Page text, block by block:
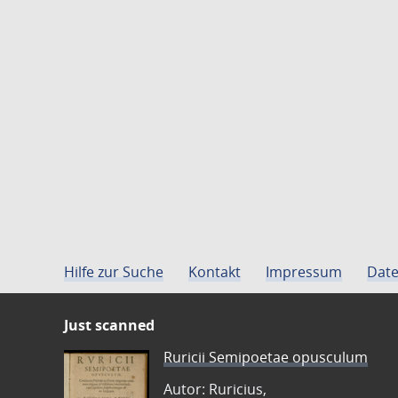
Hilfe zur Suche Kontakt Impressum
Just scanned
Ruricii Semipoetae opusculum
Autor: Ruricius,